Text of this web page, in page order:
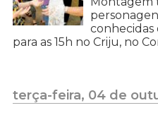
conhecidas
para as 15h no Criju, no
terça-feira, 04 de